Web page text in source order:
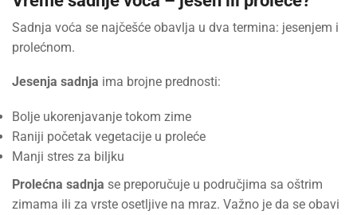
Sadnja voća se najčešće obavlja u dva termina: jesenjem i
prolećnom.
Jesenja sadnja ima brojne prednosti:
Bolje ukorenjavanje tokom zime
Raniji početak vegetacije u proleće
Manji stres za biljku
Prolećna sadnja se preporučuje u područjima sa oštrim
zimama ili za vrste osetljive na mraz. Važno je da se obavi